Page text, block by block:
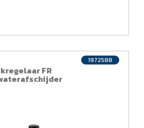
FR
1972588